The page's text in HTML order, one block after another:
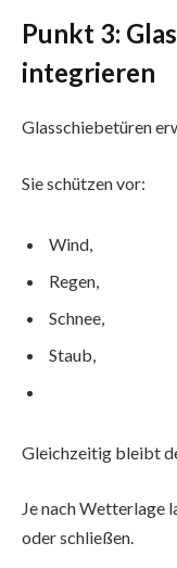
Punkt 3:
integrieren
Glasschiebetüren
Sie schützen vor:
Wind,
Regen,
Schnee,
Staub,
Gleichzeitig bleibt
Je nach Wetterlage
oder schließen.